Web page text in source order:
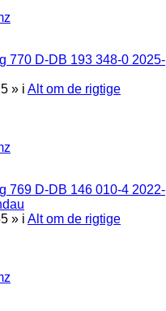
770 D-DB 193 348-0 2025-
» i Alt om de rigtige
769 D-DB 146 010-4 2022-
» i Alt om de rigtige